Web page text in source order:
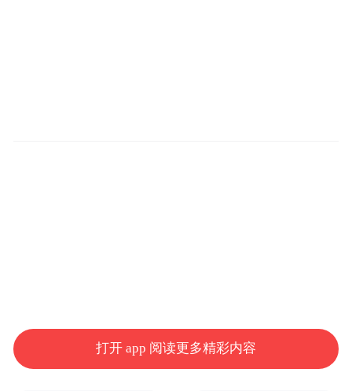
打开 app 阅读更多精彩内容